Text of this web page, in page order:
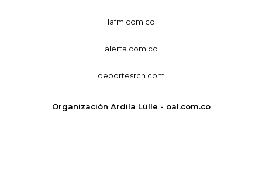
lafm.com.co
alerta.com.co
deportesrcn.com
Organización Ardila Lülle - oal.com.co